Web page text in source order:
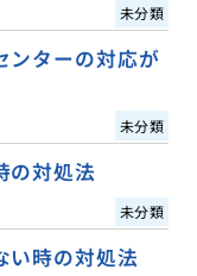
未分類
ンターの対応が
未分類
の対処法
未分類
い時の対処法